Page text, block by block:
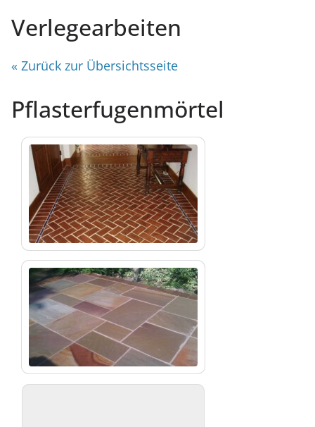
Verlegearbeiten
« Zurück zur Übersichtsseite
Pflasterfugenmörtel